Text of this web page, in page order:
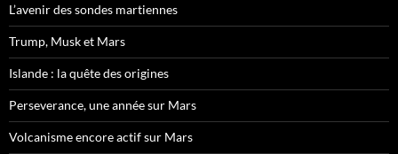
L’avenir des sondes martiennes
Trump, Musk et Mars
Islande : la quête des origines
Perseverance, une année sur Mars
Volcanisme encore actif sur Mars